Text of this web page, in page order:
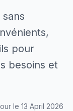
pour
besoins et
le 13 April 2026